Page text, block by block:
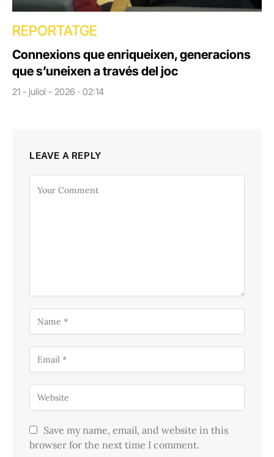
REPORTATGE
Connexions que enriqueixen, generacions
que s’uneixen a través del joc
21 - juliol - 2026 · 02:14
LEAVE A REPLY
Save my name, email, and website in this
browser for the next time I comment.